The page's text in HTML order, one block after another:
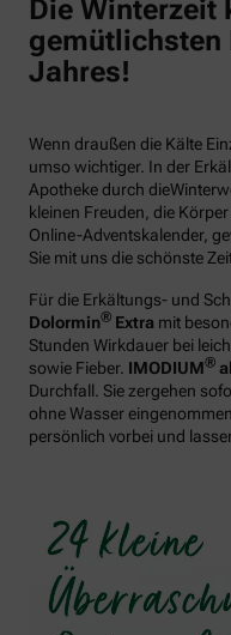
Die Winterzeit
gemütlichsten
Jahres!
Wenn draußen die Kälte
umso wichtiger. In der
Apotheke durch
kleinen Freuden, die
Online-Adventskalender,
Sie mit uns die schönste
Für die Erkältungs- und
Dolormin® Extra mit
Stunden Wirkdauer bei
sowie Fieber. IMODIUM®
Durchfall. Sie zergehen
ohne Wasser
persönlich vorbei und